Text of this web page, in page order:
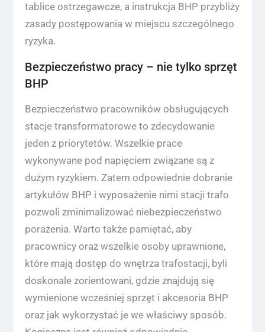
tablice ostrzegawcze, a instrukcja BHP przybliży
zasady postępowania w miejscu szczególnego
ryzyka.
Bezpieczeństwo pracy – nie tylko sprzęt
BHP
Bezpieczeństwo pracowników obsługujących
stacje transformatorowe to zdecydowanie
jeden z priorytetów. Wszelkie prace
wykonywane pod napięciem związane są z
dużym ryzykiem. Zatem odpowiednie dobranie
artykułów BHP i wyposażenie nimi stacji trafo
pozwoli zminimalizować niebezpieczeństwo
porażenia. Warto także pamiętać, aby
pracownicy oraz wszelkie osoby uprawnione,
które mają dostęp do wnętrza trafostacji, byli
doskonale zorientowani, gdzie znajdują się
wymienione wcześniej sprzęt i akcesoria BHP
oraz jak wykorzystać je we właściwy sposób.